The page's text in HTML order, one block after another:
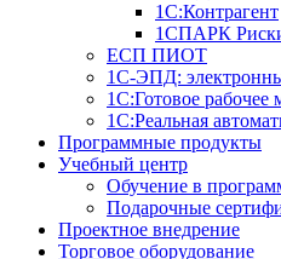
1С:Контрагент
1СПАРК
ЕСП ПИОТ
1С-ЭПД:
1С:Готовое рабочее
1С:Реальная
Программные продукты
Учебный центр
Обучение в
Подарочные
Проектное внедрение
Торговое оборудование